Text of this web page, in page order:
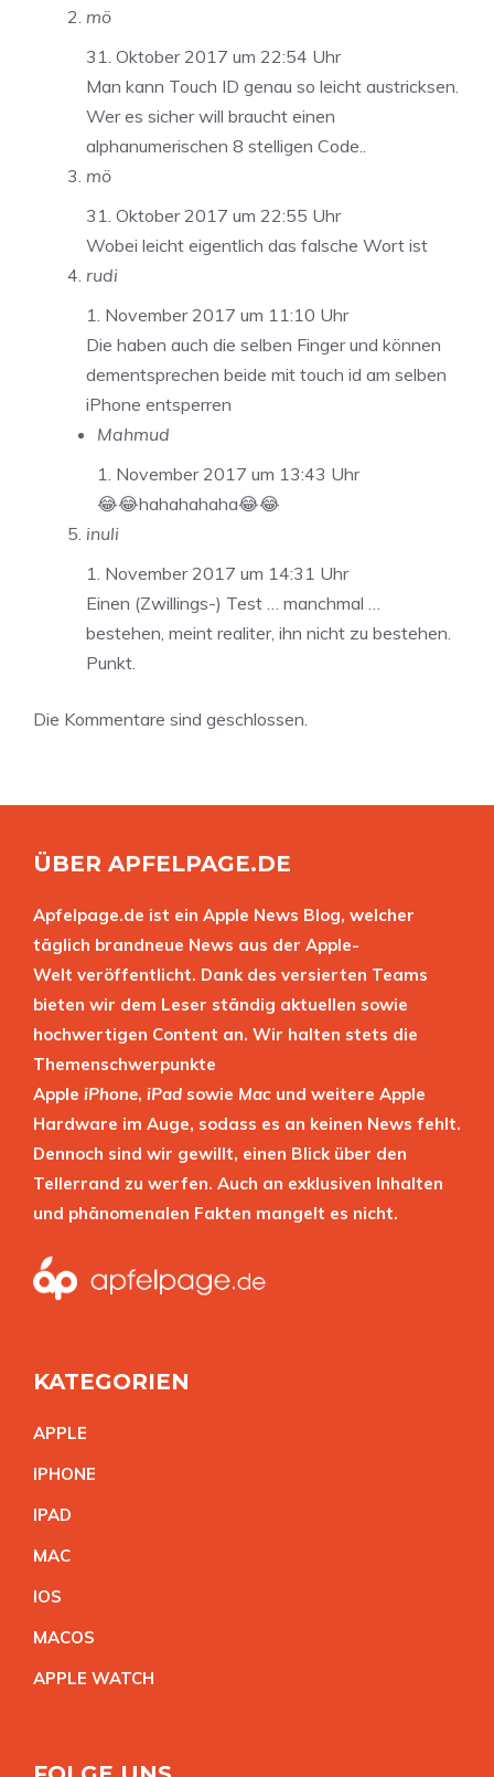
mö
31. Oktober 2017 um 22:54 Uhr
Man kann Touch ID genau so leicht austricksen.
Wer es sicher will braucht einen
alphanumerischen 8 stelligen Code..
mö
31. Oktober 2017 um 22:55 Uhr
Wobei leicht eigentlich das falsche Wort ist
rudi
1. November 2017 um 11:10 Uhr
Die haben auch die selben Finger und können
dementsprechen beide mit touch id am selben
iPhone entsperren
Mahmud
1. November 2017 um 13:43 Uhr
😂😂hahahahaha😂😂
inuli
1. November 2017 um 14:31 Uhr
Einen (Zwillings-) Test … manchmal …
bestehen, meint realiter, ihn nicht zu bestehen.
Punkt.
Die Kommentare sind geschlossen.
ÜBER APFELPAGE.DE
Apfelpage.de ist ein Apple News Blog, welcher
täglich brandneue News aus der Apple-
Welt veröffentlicht. Dank des versierten Teams
bieten wir dem Leser ständig aktuellen sowie
hochwertigen Content an. Wir halten stets die
Themenschwerpunkte
Apple iPhone, iPad sowie Mac und weitere Apple
Hardware im Auge, sodass es an keinen News fehlt.
Dennoch sind wir gewillt, einen Blick über den
Tellerrand zu werfen. Auch an exklusiven Inhalten
und phänomenalen Fakten mangelt es nicht.
KATEGORIEN
APPLE
IPHONE
IPAD
MAC
IOS
MACOS
APPLE WATCH